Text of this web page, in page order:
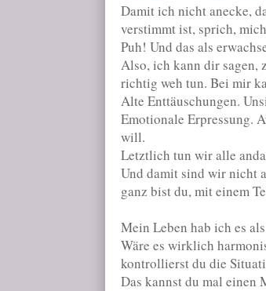
Damit ich nicht anecke,
verstimmt ist, sprich,
Puh! Und das als
Also, ich kann dir sagen,
richtig weh tun. Bei mir
Alte Enttäuschungen.
Emotionale Erpressung.
will.
Letztlich tun wir alle
Und damit sind wir nicht
ganz bist du, mit einem
Mein Leben hab ich es
Wäre es wirklich
kontrollierst du die
Das kannst du mal einen